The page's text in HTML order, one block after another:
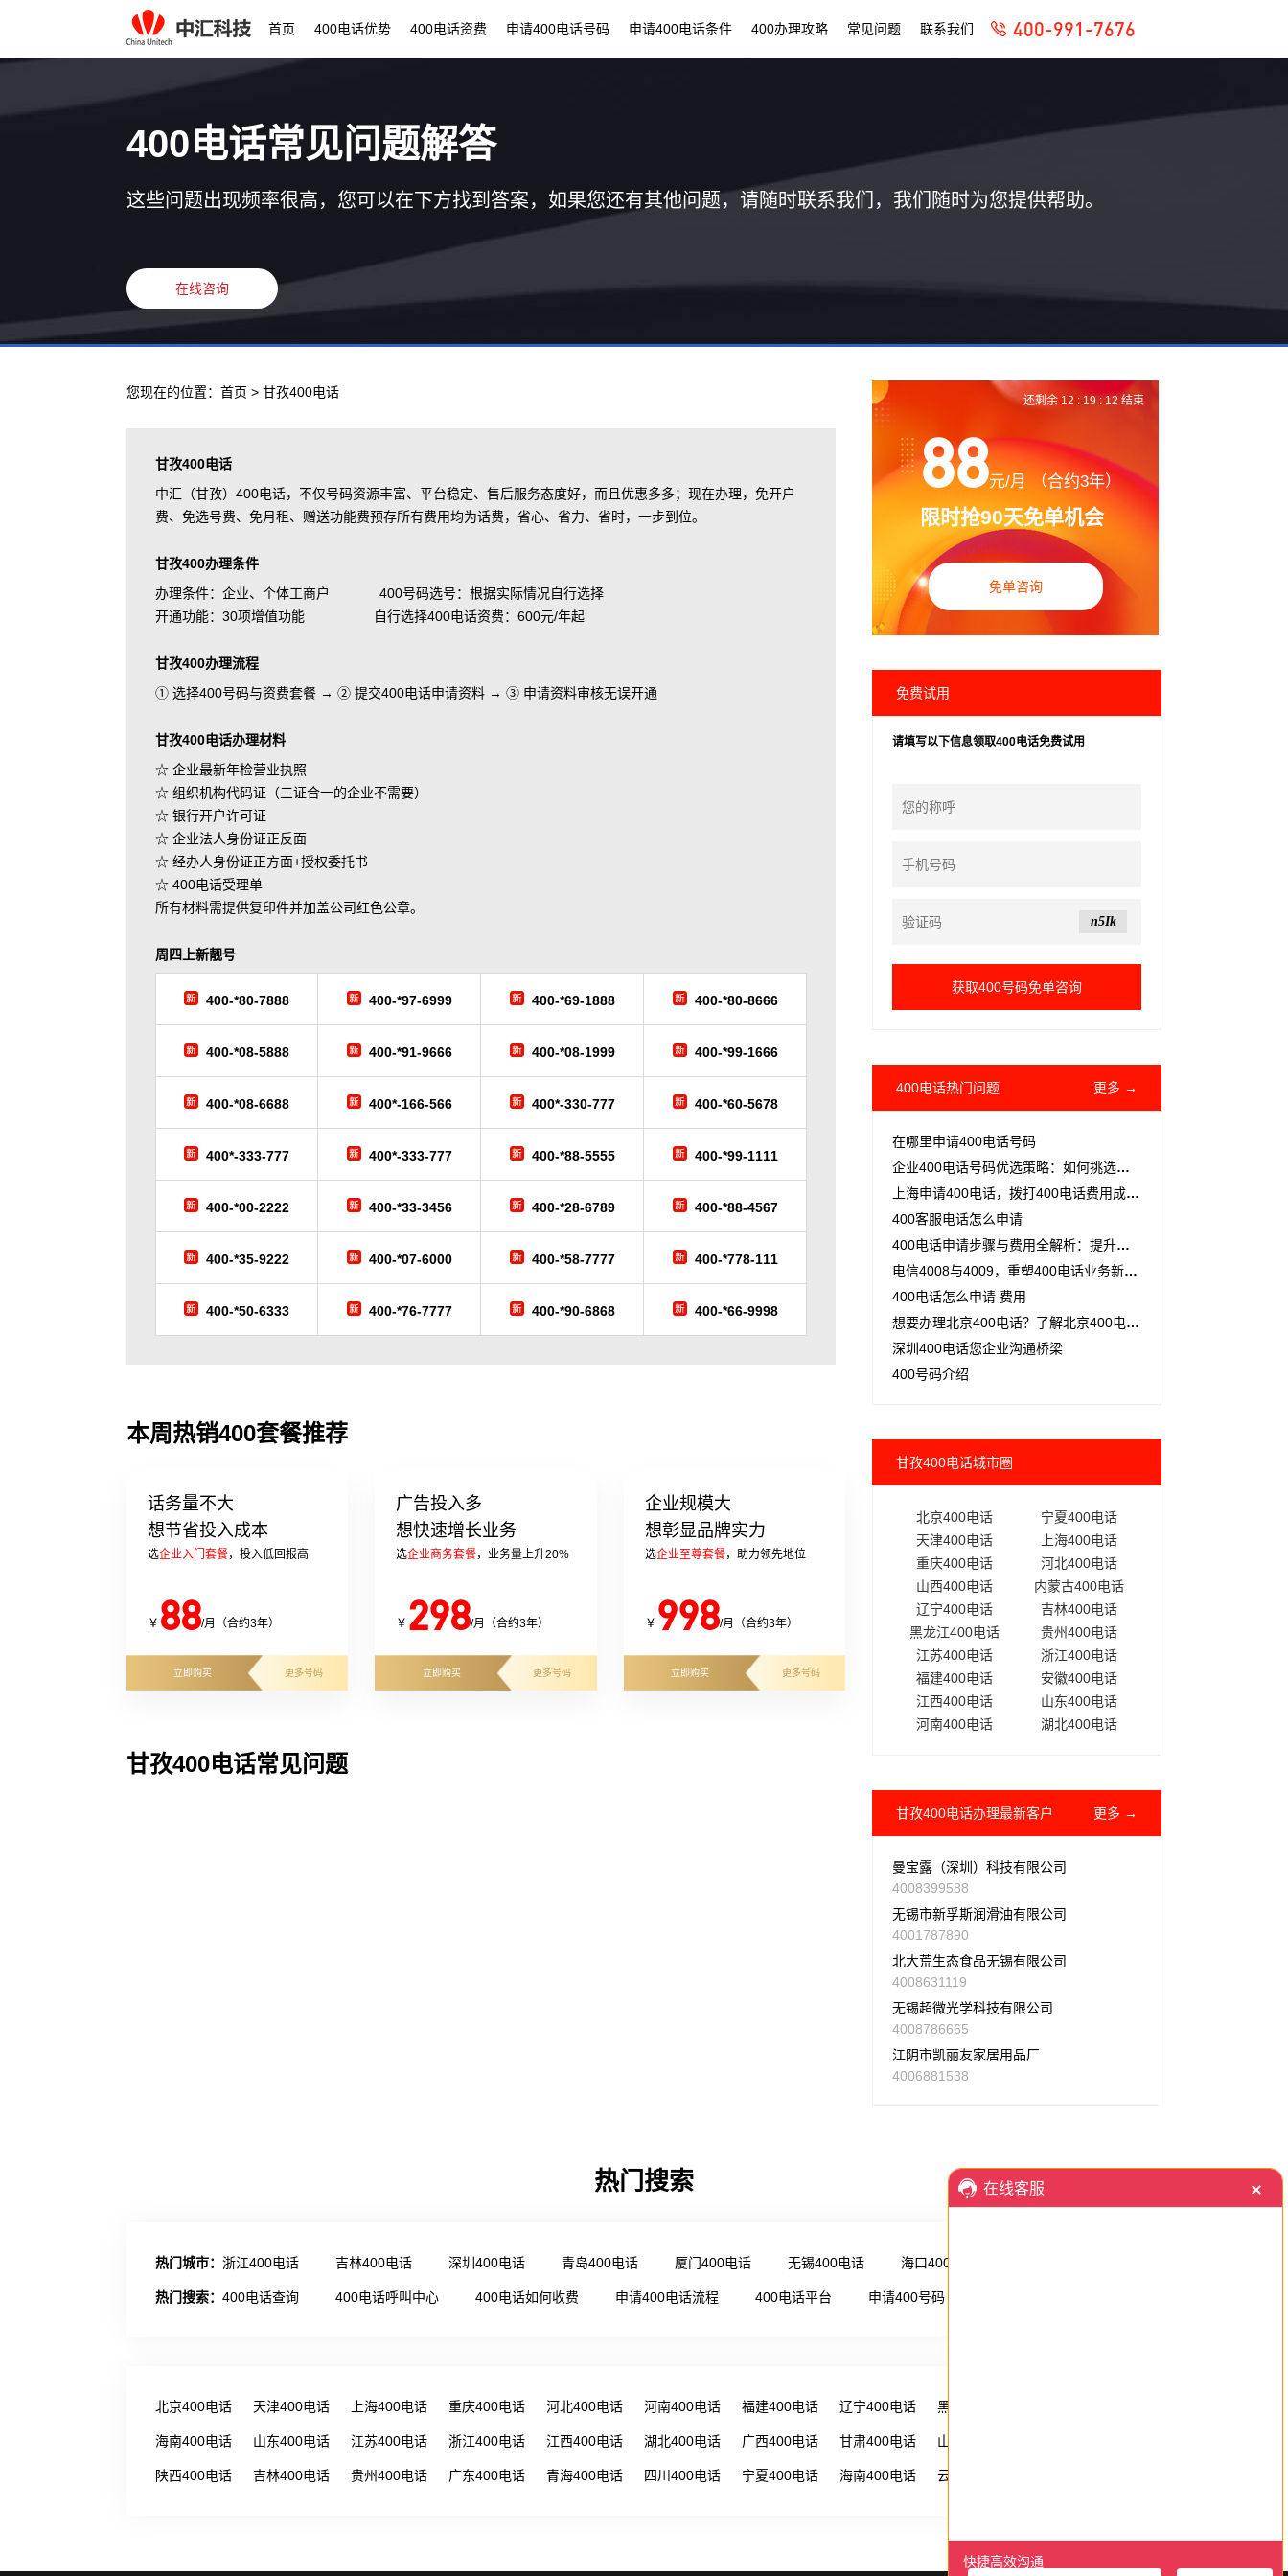
首页 400电话优势 400电话资费 申请400电话号码 申请400电话条件 400办理攻略 常见问题 联系我们 400-991-7676
400电话常见问题解答
这些问题出现频率很高，您可以在下方找到答案，如果您还有其他问题，请随时联系我们，我们随时为您提供帮助。
在线咨询
您现在的位置： 首页 > 甘孜400电话
甘孜400电话
中汇（甘孜）400电话，不仅号码资源丰富、平台稳定、售后服务态度好，而且优惠多多；现在办理，免开户
费、免选号费、免月租、赠送功能费预存所有费用均为话费，省心、省力、省时，一步到位。
甘孜400办理条件
办理条件：企业、个体工商户 400号码选号：根据实际情况自行选择
开通功能：30项增值功能 自行选择400电话资费：600元/年起
甘孜400办理流程
① 选择400号码与资费套餐 → ② 提交400电话申请资料 → ③ 申请资料审核无误开通
甘孜400电话办理材料
☆ 企业最新年检营业执照
☆ 组织机构代码证（三证合一的企业不需要）
☆ 银行开户许可证
☆ 企业法人身份证正反面
☆ 经办人身份证正方面+授权委托书
☆ 400电话受理单
所有材料需提供复印件并加盖公司红色公章。
周四 上新靓号
400-*80-7888 400-*97-6999 400-*69-1888 400-*80-8666
400-*08-5888 400-*91-9666 400-*08-1999 400-*99-1666
400-*08-6688 400*-166-566 400*-330-777 400-*60-5678
400*-333-777 400*-333-777 400-*88-5555 400-*99-1111
400-*00-2222 400-*33-3456 400-*28-6789 400-*88-4567
400-*35-9222 400-*07-6000 400-*58-7777 400-*778-111
400-*50-6333 400-*76-7777 400-*90-6868 400-*66-9998
本周热销400套餐推荐
话务量不大
想节省投入成本
选企业入门套餐，投入低回报高
￥ 88/月（合约3年）
立即购买 更多号码
广告投入多
想快速增长业务
选企业商务套餐，业务量上升20%
￥ 298/月（合约3年）
立即购买 更多号码
企业规模大
想彰显品牌实力
选企业至尊套餐，助力领先地位
￥ 998/月（合约3年）
立即购买 更多号码
甘孜400电话常见问题
88元/月 （合约3年）
限时抢90天免单机会
免单咨询
还剩余 12 : 19 :12 结束
免费试用
请填写以下信息领取400电话免费试用
n5Ik
400电话热门问题 更多 →
在哪里申请400电话号码
企业400电话号码优选策略：如何挑选高质量且具性价比的号码
上海申请400电话，​拨打400电话费用成本可控吗
400客服电话怎么申请
400电话申请步骤与费用全解析：提升公司形象与客户信赖度的关键
电信4008与4009，重塑400电话业务新体验
400电话怎么申请 费用
想要办理北京400电话？了解北京400电话办理流程和资费,找到合适的公司进行办理。
深圳400电话您企业沟通桥梁
400号码介绍
甘孜400电话城市圈
北京400电话
宁夏400电话
天津400电话
上海400电话
重庆400电话
河北400电话
山西400电话
内蒙古400电话
辽宁400电话
吉林400电话
黑龙江400电话
贵州400电话
江苏400电话
浙江400电话
福建400电话
安徽400电话
江西400电话
山东400电话
河南400电话
湖北400电话
甘孜400电话办理最新客户 更多 →
曼宝露（深圳）科技有限公司
4008399588
无锡市新孚斯润滑油有限公司
4001787890
北大荒生态食品无锡有限公司
4008631119
无锡超微光学科技有限公司
4008786665
江阴市凯丽友家居用品厂
4006881538
热门搜索
热门城市： 浙江400电话 吉林400电话 深圳400电话 青岛400电话 厦门400电话 无锡400电话 海口400电话
热门搜索： 400电话查询 400电话呼叫中心 400电话如何收费 申请400电话流程 400电话平台 申请400号码
北京400电话 天津400电话 上海400电话 重庆400电话 河北400电话 河南400电话 福建400电话 辽宁400电话 黑龙江400电话
海南400电话 山东400电话 江苏400电话 浙江400电话 江西400电话 湖北400电话 广西400电话 甘肃400电话 山西400电话
陕西400电话 吉林400电话 贵州400电话 广东400电话 青海400电话 四川400电话 宁夏400电话 海南400电话 云南400电话